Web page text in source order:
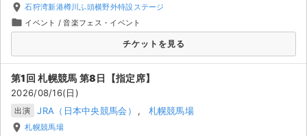
よくある質問
place 石狩湾新港樽川ふ頭横野外特設ステージ
folder イベント / 音楽フェス・イベント
チケットを見る
第1回 札幌競馬 第8日【指定席】
2026/08/16(日)
出演 JRA（日本中央競馬会） 札幌競馬場
place 札幌競馬場